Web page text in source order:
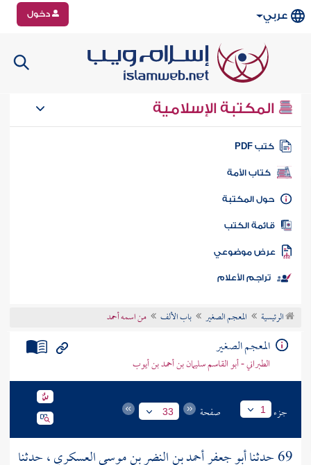
عربي دخول
المكتبة الإسلامية
كتب PDF
كتاب الأمة
المكتبة
الكتب
موضوعي
تراجم الأعلام
الرئيسية المعجم الصغير باب الألف من اسمه أحمد
المعجم الصغير
الطبراني - أبو القاسم سليمان بن أحمد بن أيوب
جزء 1 صفحة 33
69 حدثنا أبو جعفر أحمد بن النضر بن موسى العسكري، حدثنا